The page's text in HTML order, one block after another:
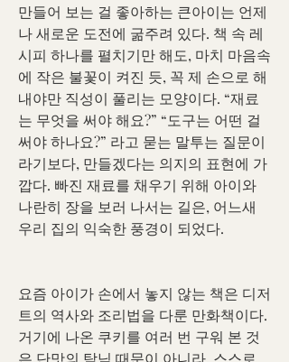
만들어 보는 걸 좋아하는 큰아이는 언제
나 새로운 도전에 굶주려 있다. 책 속 레
시피 하나를 펼치기만 해도, 마치 마음속
에 작은 불꽃이 켜진 듯, 꼭 제 손으로 해
내야만 직성이 풀리는 모양이다. “재료
는 무엇을 써야 해요?” “도구는 어떤 걸
써야 하나요?” 라고 묻는 말투는 질문이
라기보다, 만들겠다는 의지의 표현에 가
깝다. 빠진 재료를 채우기 위해 아이와
나란히 장을 보러 나서는 길은, 어느새
우리 집의 익숙한 풍경이 되었다.
요즘 아이가 손에서 놓지 않는 책은 디저
트의 역사와 조리법을 다룬 만화책이다.
거기에 나온 쿠키를 여러 번 구워 본 것
은 단맛의 탐닉 때문이 아니라, 스스로